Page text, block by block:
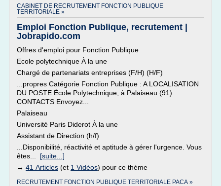
CABINET DE RECRUTEMENT FONCTION PUBLIQUE
TERRITORIALE »
Emploi Fonction Publique, recrutement |
Jobrapido.com
Offres d'emploi pour Fonction Publique
Ecole polytechnique À la une
Chargé de partenariats entreprises (F/H) (H/F)
...propres Catégorie Fonction Publique : A LOCALISATION
DU POSTE École Polytechnique, à Palaiseau (91)
CONTACTS Envoyez...
Palaiseau
Université Paris Diderot À la une
Assistant de Direction (h/f)
...Disponibilité, réactivité et aptitude à gérer l'urgence. Vous
êtes... [suite...]
→ 41 Articles (et 1 Vidéos) pour ce thème
RECRUTEMENT FONCTION PUBLIQUE TERRITORIALE PACA »